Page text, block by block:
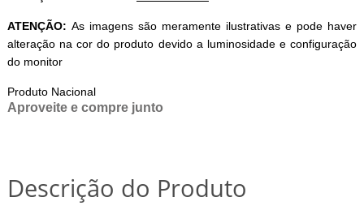
ATENÇÃO: As imagens são meramente ilustrativas e pode haver
alteração na cor do produto devido a luminosidade e configuração
do monitor
Produto Nacional
Aproveite e compre junto
Descrição do Produto